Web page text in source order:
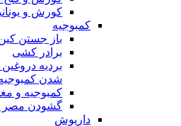
کورش و
کمبوجیه
باز جستن کین
برادر کشی
بردیه
شدن کمبوجیه
کمبوجیه و
گشودن مصر
داریوش